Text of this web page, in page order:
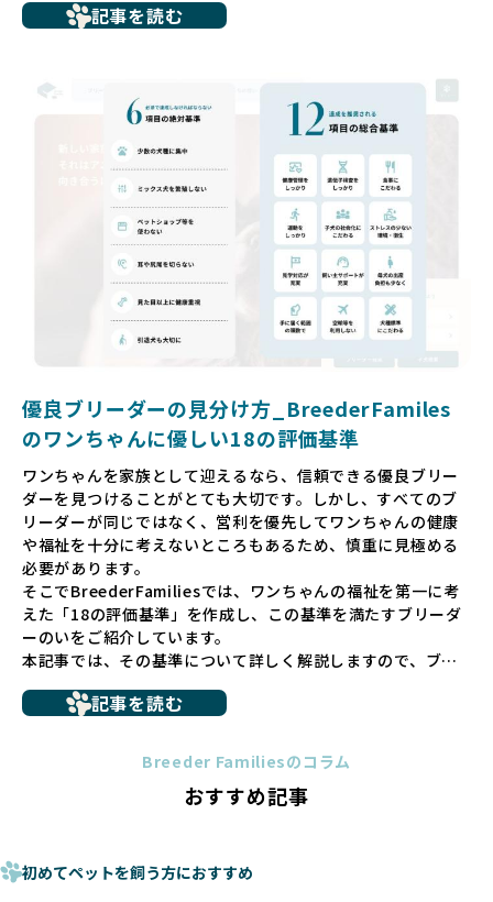
ち、健康面や社会性に問題を抱えていたり、またブリーダー
いるというケースもあります。こうした問題は、消費者にと
っても大きな負担であり、ワンちゃん自身にとっても非常に
だからこそ、私たちは正しい情報と安心して選べる場所を提
供すべきだと考えています。BreederFamiliesでは、ワンち
ゃんを家族のように愛する「優良ブリーダー」のみを独自の
厳しい基準で厳選し、その評価基準や評価結果をオープンに
しています。これにより、消費者の皆様が安心して子犬やブ
リーダーを選べる環境を整えています。
そして、消費者の皆様が正しい情報をもとに優良ブリーダー
を求めることで、ワンちゃんを家族のように愛する優良ブリ
ーダーが増え、営利優先の「悪徳ブリーダー」が自然と淘汰
される社会を目指しています。目の前の子犬だけでなく、親
ゃんに優しい世界を築いていきたいと考えています。
長するための環境が十分に整っていない場合が多く、販売ま
での間に過密な環境や長距離移動のストレスを受けることが
少なくありません。このような環境は、健康リスクや社会性
の問題につながりやすく、ワンちゃんにとっても望ましいと
は言えません。
こうした背景から、BreederFamiliesはペットショップを介
さない直接販売を採用するとともに、ペットオークションや
ペットショップを利用するブリーダーの掲載も行ってしませ
ん。
ペットショップを避けた方がいい理由の詳細はこちら
法令レベルの最低基準にとどまっていることが問題です。こ
の法令レベルの基準はブリーディング環境の最低限を定める
ものに過ぎず、ワンちゃんの心身の福祉やブリーダーの責任
少なくなく、消費者にとって選択の判断が難しい現状があり
記事を読む
優良ブリーダーの見分け方_BreederFamiles
のワンちゃんに優しい18の評価基準
ワンちゃんを家族として迎えるなら、信頼できる優良ブリー
ダーを見つけることがとても大切です。しかし、すべてのブ
リーダーが同じではなく、営利を優先してワンちゃんの健康
や福祉を十分に考えないところもあるため、慎重に見極める
必要があります。
そこでBreederFamiliesでは、ワンちゃんの福祉を第一に考
えた「18の評価基準」を作成し、この基準を満たすブリーダ
ーのいをご紹介しています。
本記事では、その基準について詳しく解説しますので、ブリ
に断尾（しっぽを切る）や断耳（耳を切る）が行われている
これは痛みを伴う処置で、ワンちゃんの身体的な負担が大き
手段でもあるため、切断されることで他の犬や人間との意思
記事を読む
Breeder Familiesのコラム
おすすめ記事
初めてペットを飼う方におすすめ